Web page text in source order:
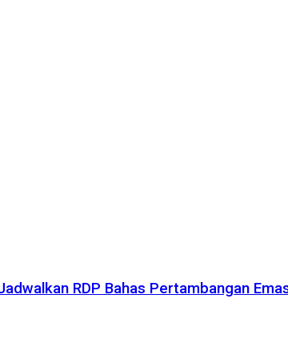
RDP Bahas Pertambangan